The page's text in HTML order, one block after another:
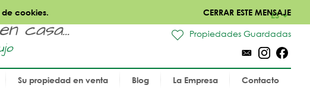
de cookies. CERRAR ESTE MENSAJE
casa...
ES
Propiedades Guardadas
Su propiedad en venta Blog La Empresa Contacto